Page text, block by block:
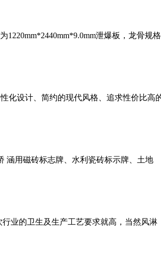
泄爆板，龙骨规
化设计、简约的现代风格、追求性价比高
涵用磁砖标志牌、水利瓷砖标示牌、土地
业的卫生及生产工艺要求就高，当然风淋